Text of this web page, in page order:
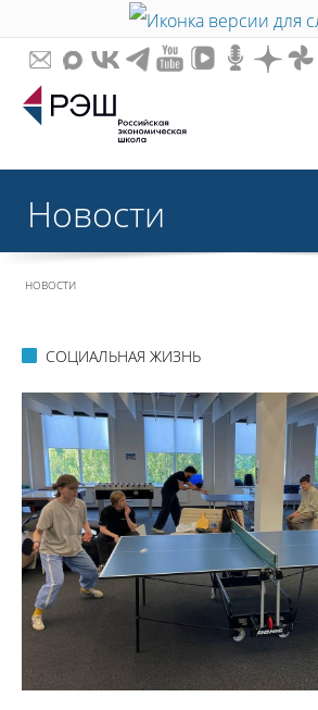
Новости
НОВОСТИ
СОЦИАЛЬНАЯ ЖИЗНЬ